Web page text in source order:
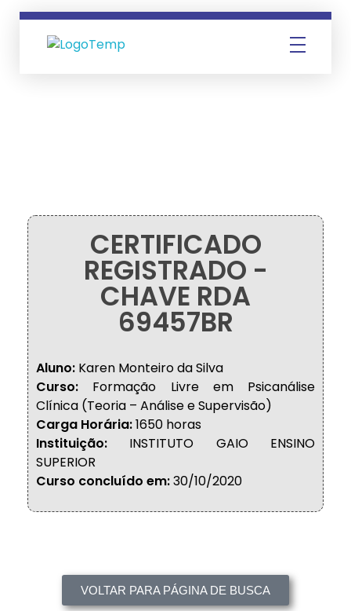
CERTIFICADO
REGISTRADO -
CHAVE RDA
69457BR
Aluno: Karen Monteiro da Silva
Curso: Formação Livre em Psicanálise
Clínica (Teoria – Análise e Supervisão)
Carga Horária:1650 horas
Instituição: INSTITUTO GAIO ENSINO
SUPERIOR
Curso concluído em:30/10/2020
VOLTAR PARA PÁGINA DE BUSCA